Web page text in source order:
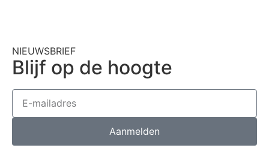
NIEUWSBRIEF
Blijf op de hoogte
Aanmelden